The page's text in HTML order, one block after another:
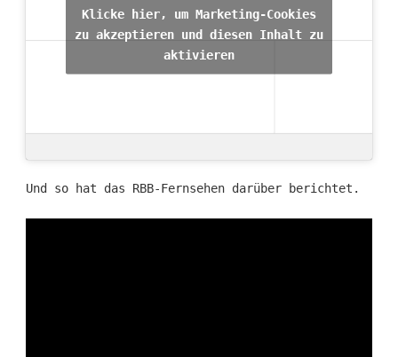
Klicke hier, um Marketing-Cookies
zu akzeptieren und diesen Inhalt zu
aktivieren
Und so hat das RBB-Fernsehen darüber berichtet.